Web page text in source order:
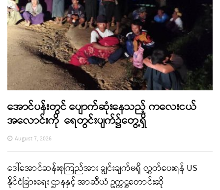
အောင်ပန်းတွင် ပျောက်ဆုံးနေသည့် ကလေးငယ်
အလောင်းကို ရေတွင်းပျက်၌တွေ့ရှိ
August 7, 2026
ဒေါ်အောင်ဆန်းစုကြည်အား ချွင်းချက်မရှိ လွှတ်ပေးရန် US
နိုင်ငံခြားရေး ဌာနနှင့် အာဆီယံ ဥက္ကဋ္ဌတောင်းဆို